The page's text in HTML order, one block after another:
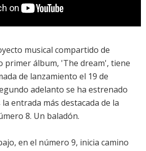
musical compartido de
primer álbum, 'The dream', tiene
de lanzamiento el 19 de
adelanto se ha estrenado
la entrada más destacada de la
8. Un baladón.
en el número 9, inicia camino